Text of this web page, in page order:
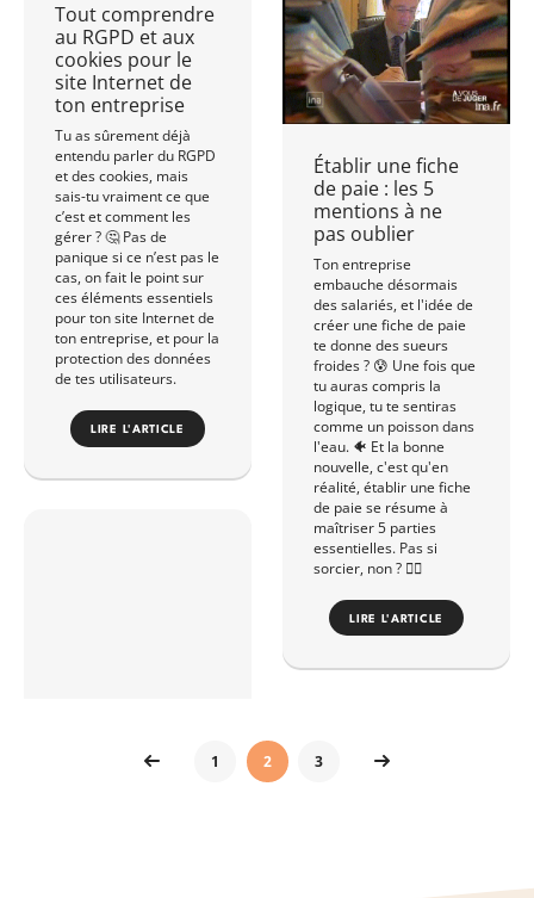
Tout comprendre
au RGPD et aux
cookies pour le
site Internet de
ton entreprise
Tu as sûrement déjà
entendu parler du RGPD
et des cookies, mais
sais-tu vraiment ce que
c’est et comment les
gérer ? 🤔 Pas de
panique si ce n’est pas le
cas, on fait le point sur
ces éléments essentiels
pour ton site Internet de
ton entreprise, et pour la
protection des données
de tes utilisateurs.
LIRE L'ARTICLE
Établir une fiche
de paie : les 5
mentions à ne
pas oublier
Ton entreprise
embauche désormais
des salariés, et l'idée de
créer une fiche de paie
te donne des sueurs
froides ? 😰 Une fois que
tu auras compris la
logique, tu te sentiras
comme un poisson dans
l'eau. 🐠 Et la bonne
nouvelle, c'est qu'en
réalité, établir une fiche
de paie se résume à
maîtriser 5 parties
essentielles. Pas si
sorcier, non ? 🧙‍♂️
LIRE L'ARTICLE
1 2 3